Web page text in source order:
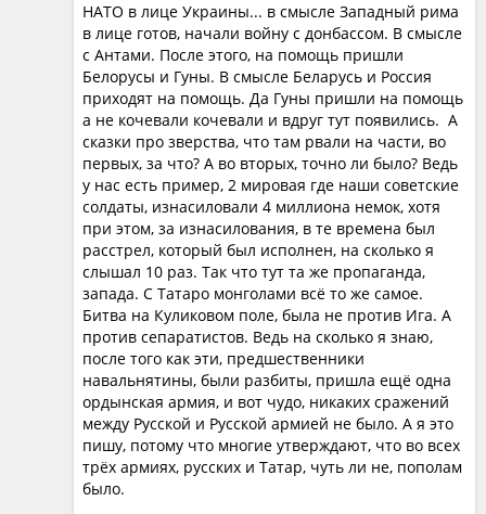
НАТО в лице Украины... в смысле Западный рима
в лице готов, начали войну с донбассом. В смысле
с Антами. После этого, на помощь пришли
Белорусы и Гуны. В смысле Беларусь и Россия
приходят на помощь. Да Гуны пришли на помощь
а не кочевали кочевали и вдруг тут появились. А
сказки про зверства, что там рвали на части, во
первых, за что? А во вторых, точно ли было? Ведь
у нас есть пример, 2 мировая где наши советские
солдаты, изнасиловали 4 миллиона немок, хотя
при этом, за изнасилования, в те времена был
расстрел, который был исполнен, на сколько я
слышал 10 раз. Так что тут та же пропаганда,
запада. С Татаро монголами всё то же самое.
Битва на Куликовом поле, была не против Ига. А
против сепаратистов. Ведь на сколько я знаю,
после того как эти, предшественники
навальнятины, были разбиты, пришла ещё одна
ордынская армия, и вот чудо, никаких сражений
между Русской и Русской армией не было. А я это
пишу, потому что многие утверждают, что во всех
трёх армиях, русских и Татар, чуть ли не, пополам
было.